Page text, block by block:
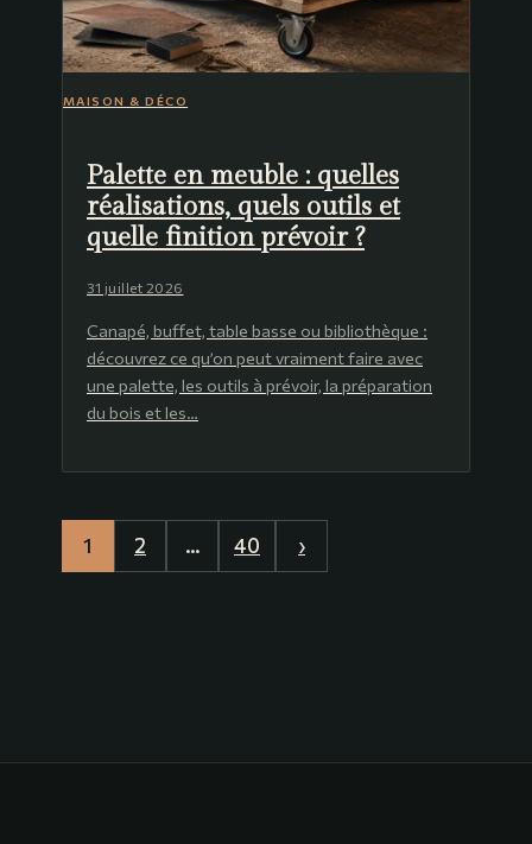
MAISON & DÉCO
Palette en meuble : quelles
réalisations, quels outils et
quelle finition prévoir ?
31 juillet 2026
Canapé, buffet, table basse ou bibliothèque :
découvrez ce qu’on peut vraiment faire avec
une palette, les outils à prévoir, la préparation
du bois et les…
1 2 … 40 ›